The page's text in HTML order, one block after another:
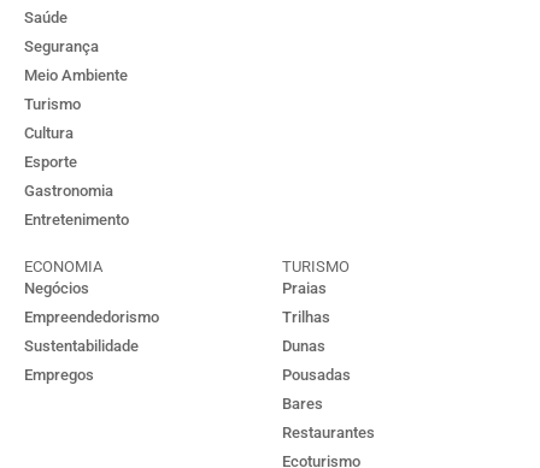
Saúde
Segurança
Meio Ambiente
Turismo
Cultura
Esporte
Gastronomia
Entretenimento
ECONOMIA
Negócios
Empreendedorismo
Sustentabilidade
Empregos
TURISMO
Praias
Trilhas
Dunas
Pousadas
Bares
Restaurantes
Ecoturismo